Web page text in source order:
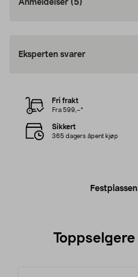
Anmeldelser (5)
Eksperten svarer
Festplassen
Fri frakt
Fra 599,–*
Sikkert
365 dagers åpent kjøp